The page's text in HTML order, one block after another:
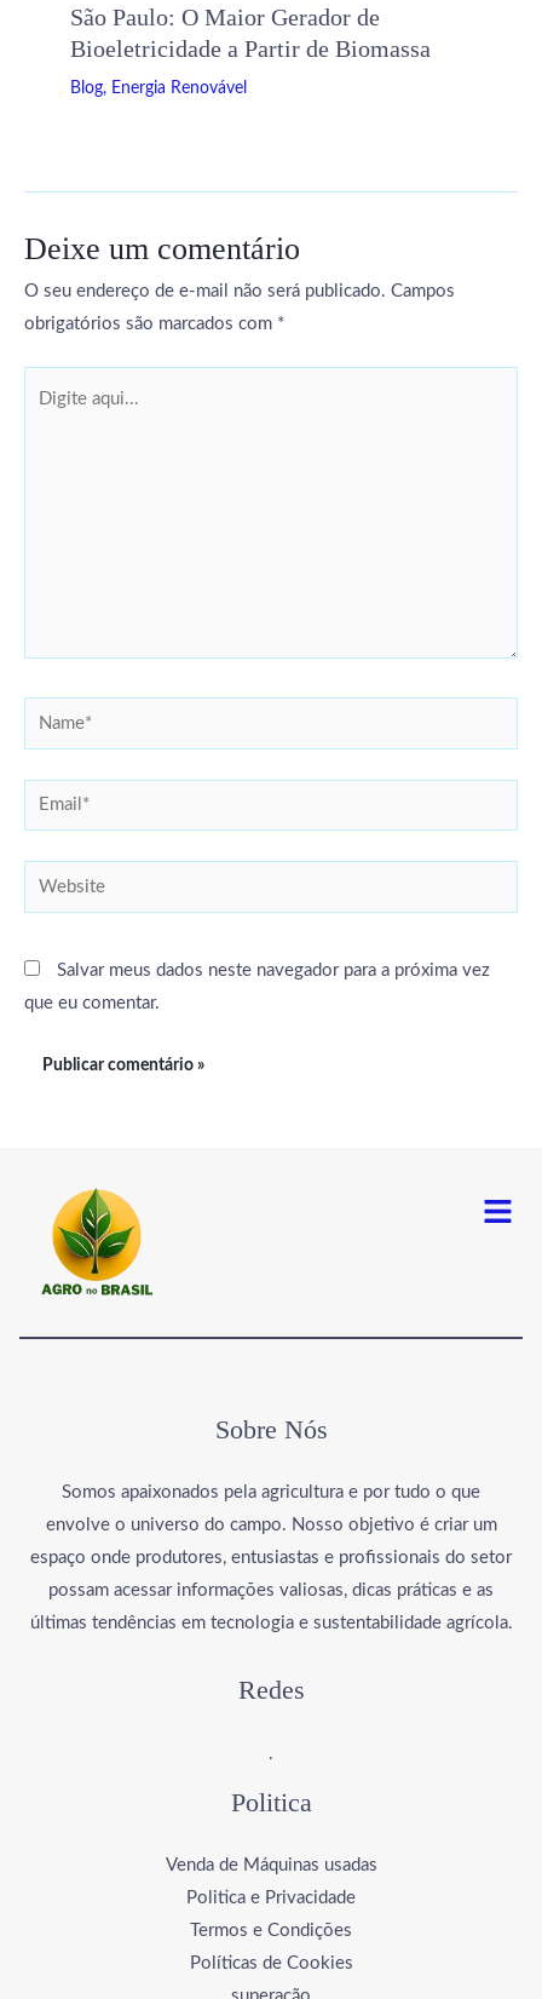
São Paulo: O Maior Gerador de
Bioeletricidade a Partir de Biomassa
Blog, Energia Renovável
Deixe um comentário
O seu endereço de e-mail não será publicado. Campos
obrigatórios são marcados com *
Name*
Email*
Website
Salvar meus dados neste navegador para a próxima vez
que eu comentar.
Menu
Sobre Nós
Somos apaixonados pela agricultura e por tudo o que
envolve o universo do campo. Nosso objetivo é criar um
espaço onde produtores, entusiastas e profissionais do setor
possam acessar informações valiosas, dicas práticas e as
últimas tendências em tecnologia e sustentabilidade agrícola.
Redes
.
Politica
Venda de Máquinas usadas
Politica e Privacidade
Termos e Condições
Políticas de Cookies